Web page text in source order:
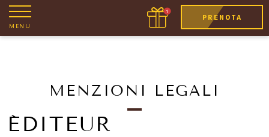
MENU
PRENOTA
MENZIONI LEGALI
ÉDITEUR